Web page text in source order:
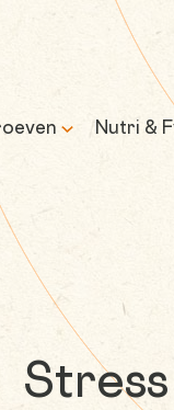
& expertise
&
formules
Nutri &